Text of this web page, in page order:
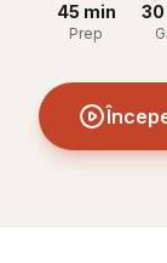
45 min
Prep
30